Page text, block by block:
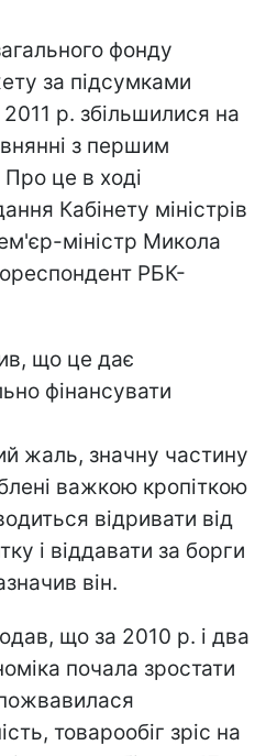
фонду
за підсумками
р. збільшилися на
з першим
це в ході
Кабінету міністрів
міністр Микола
РБК-
що це дає
фінансувати
жаль, значну частину
важкою кропіткою
відривати від
і віддавати за борги
він.
що за 2010 р. і два
почала зростати
товарообіг зріс на